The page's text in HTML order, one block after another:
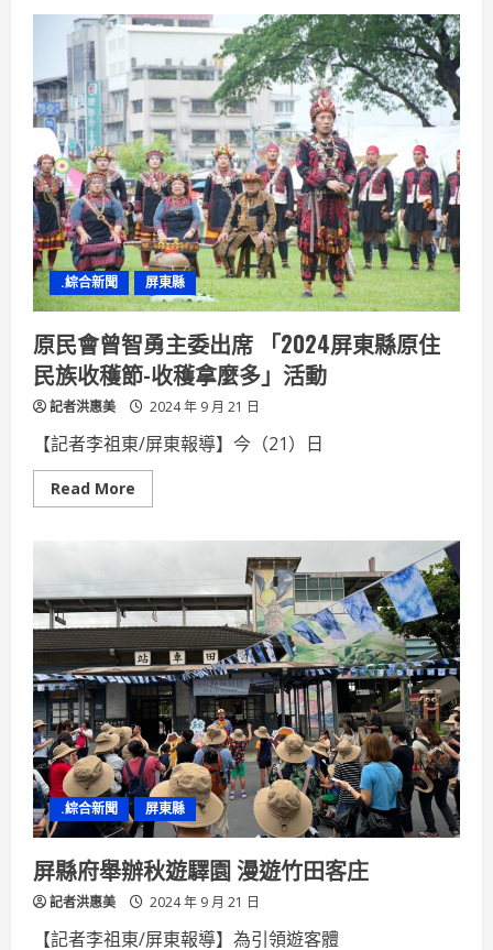
龜
新
發
社
區
精
湛
山
茶
再
創
佳
績
榮
獲
日
本
綠
茶
大
賽
金
賞
雙
獎
.綜合新聞 屏東縣
原民會曾智勇主委出席 「2024屏東縣原住
民族收穫節-收穫拿麼多」活動
記者洪惠美 2024 年 9 月 21 日
【記者李祖東/屏東報導】今（21）日
Read More
more
智
勇
主
委
出
席
「2024
屏
縣
原
住
民
族
收
穫
節-
收
穫
拿
麼
活
.綜合新聞 屏東縣
屏縣府舉辦秋遊驛園 漫遊竹田客庄
記者洪惠美 2024 年 9 月 21 日
【記者李祖東/屏東報導】為引領遊客體